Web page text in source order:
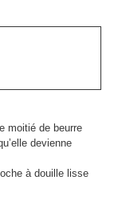
moitié de beurre
devienne
à douille lisse